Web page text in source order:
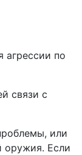
агрессии по
связи с
или
оружия. Если